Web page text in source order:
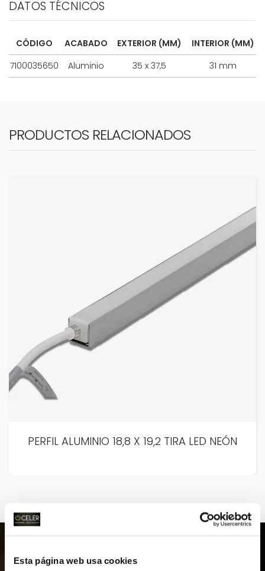
Esta página web usa cookies
DATOS TÉCNICOS
CÓDIGO ACABADO EXTERIOR (MM)
INTERIOR (MM)
7100035650
Aluminio 35 x 37,5 31 mm
PRODUCTOS RELACIONADOS
PERFIL ALUMINIO 18,8 X 19,2 TIRA LED NEÓN